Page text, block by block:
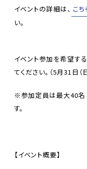
イベントの詳細は、 こ
い。
イベント参加を希望する
てください。（5月31日（
※参加定員は最大40名
す。
【イベント概要】